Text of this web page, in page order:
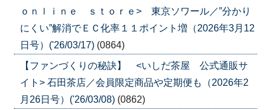
ｏｎｌｉｎｅ ｓｔｏｒｅ> 東京ソワール／”分かり
にくい”解消でＥＣ化率１１ポイント増（2026年3月12
日号）('26/03/17) (0864)
【ファンづくりの秘訣】 <いしだ茶屋 公式通販サ
イト> 石田茶店／会員限定商品や定期便も（2026年2
月26日号）('26/03/08) (0862)